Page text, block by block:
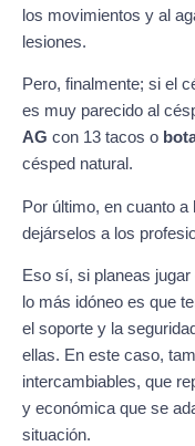
los movimientos y al
lesiones.
Pero, finalmente; si el
es muy parecido al
AG con 13 tacos o
césped natural.
Por último, en cuanto
dejárselos a los
Eso sí, si planeas
lo más idóneo es que
el soporte y la
ellas. En este caso,
intercambiables, que
y económica que se
situación.